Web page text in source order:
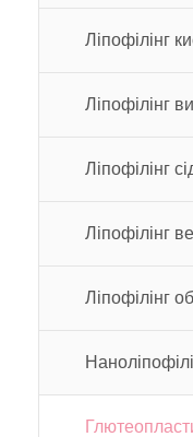
Ліпофілінг
Ліпофілінг
Ліпофілінг
Ліпофілінг
Ліпофілінг